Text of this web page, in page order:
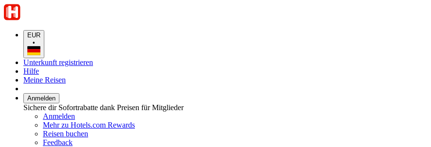
EUR
•
Unterkunft registrieren
Hilfe
Meine Reisen
Anmelden
Sichere dir Sofortrabatte dank Preisen für Mitglieder
Anmelden
Mehr zu Hotels.com Rewards
Reisen buchen
Feedback